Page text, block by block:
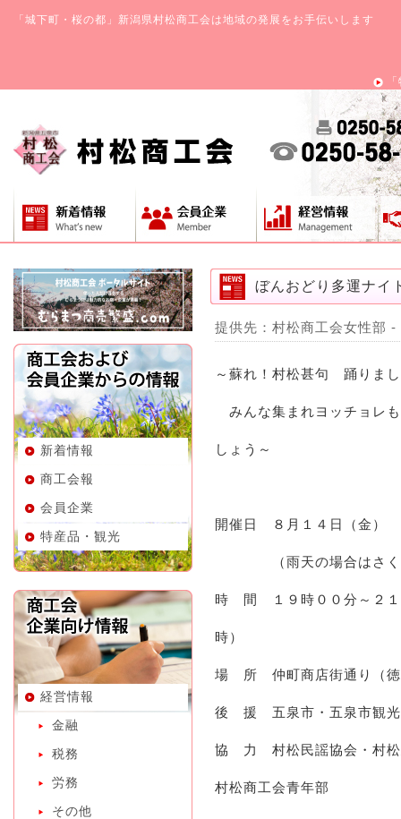
「城下町・桜の都」新潟県村松商工会は地域の発展をお手伝いします
新着情報
商工会報
会員企業
特産品・観光
経営情報
金融
税務
労務
その他
ぼんおどり多運ナイ
提供先：村松商工会女性部
～蘇れ！村松甚句 踊りま
みんな集まれヨッチョレ
しょう～
開催日 ８月１４日（金）
（雨天の場合はさくら
時 間 １９時００分～２１
時）
場 所 仲町商店街通り（徳
後 援 五泉市・五泉市観光
協 力 村松民謡協会・村松
村松商工会青年部